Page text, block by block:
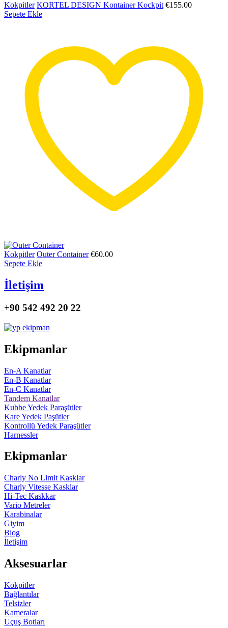
Kokpitler KORTEL DESIGN Kontainer Kockpit €155.00
Sepete Ekle
Kokpitler Outer Container €60.00
Sepete Ekle
İletişim
+90 542 492 20 22
Ekipmanlar
En-A Kanatlar
En-B Kanatlar
En-C Kanatlar
Tandem Kanatlar
Kubbe Yedek Paraşütler
Kare Yedek Paşütler
Kontrollü Yedek Paraşütler
Harnessler
Ekipmanlar
Charly No Limit Kasklar
Charly Vitesse Kasklar
Hi-Tec Kaskkar
Vario Metreler
Karabinalar
Giyim
Blog
İletişim
Aksesuarlar
Kokpitler
Bağlantılar
Telsizler
Kameralar
Uçuş Botları